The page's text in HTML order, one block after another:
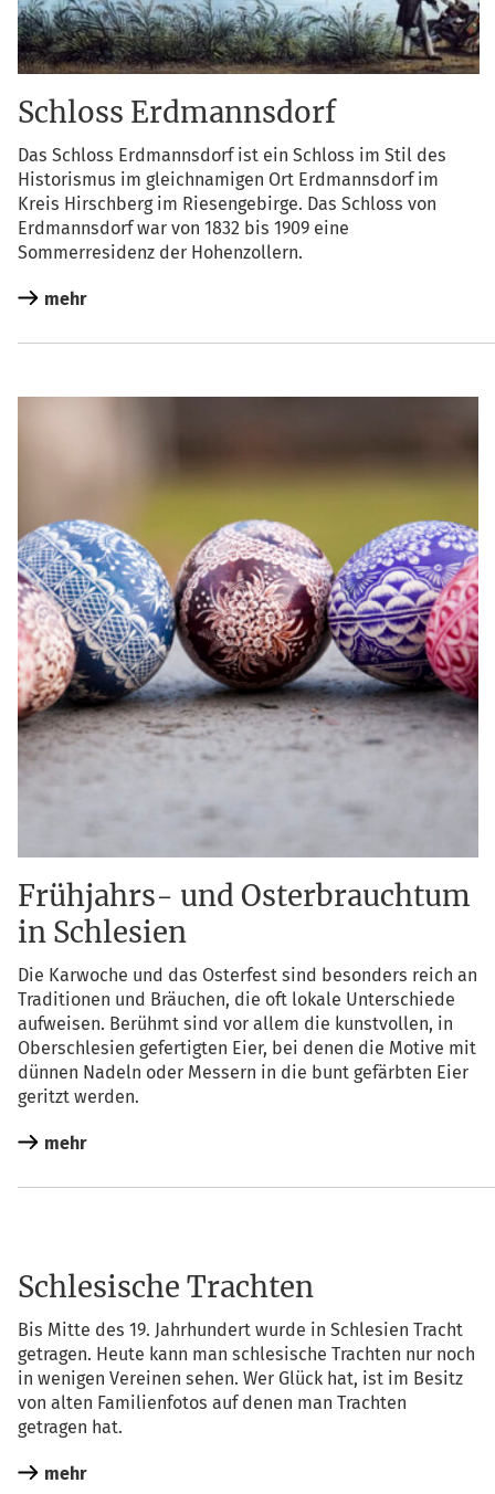
Schloss Erdmannsdorf
Das Schloss Erd­manns­dorf ist ein Schloss im Stil des
His­to­ris­mus im gleich­na­mi­gen Ort Erd­manns­dorf im
Kreis Hirsch­berg im Rie­sen­ge­bir­ge. Das Schloss von
Erd­manns­dorf war von 1832 bis 1909 eine
Som­mer­re­si­denz der Hohenzollern.
mehr
Frühjahrs- und Osterbrauchtum
in Schlesien
Die Kar­wo­che und das Oster­fest sind beson­ders reich an
Tra­di­tio­nen und Bräu­chen, die oft loka­le Unter­schie­de
auf­wei­sen. Berühmt sind vor allem die kunst­vol­len, in
Ober­schle­si­en gefer­tig­ten Eier, bei denen die Moti­ve mit
dün­nen Nadeln oder Mes­sern in die bunt gefärb­ten Eier
geritzt werden.
mehr
Schlesische Trachten
Bis Mit­te des 19. Jahr­hun­dert wur­de in Schle­si­en Tracht
getra­gen. Heu­te kann man schle­si­sche Trach­ten nur noch
in weni­gen Ver­ei­nen sehen. Wer Glück hat, ist im Besitz
von alten Fami­li­en­fo­tos auf denen man Trach­ten
getra­gen hat.
mehr